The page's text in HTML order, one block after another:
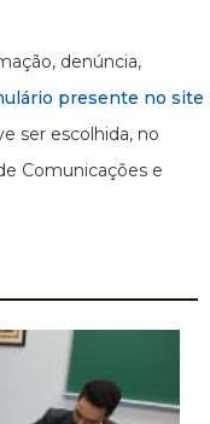
denúncia,
presente no site
ser escolhida, no
Comunicações e